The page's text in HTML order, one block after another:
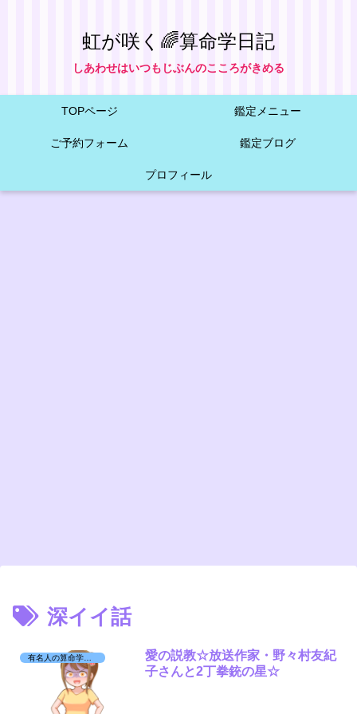
虹が咲く🌈算命学日記
しあわせはいつもじぶんのこころがきめる
TOPページ 鑑定メニュー
ご予約フォーム 鑑定ブログ
プロフィール
深イイ話
有名人の算命学日記☆
愛の説教☆放送作家・野々村友紀
子さんと2丁拳銃の星☆